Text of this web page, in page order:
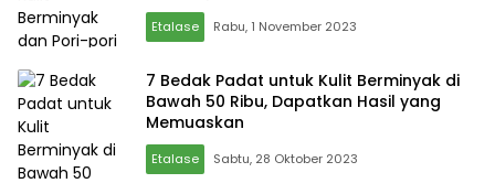
Etalase Rabu, 1 November 2023
7 Bedak Padat untuk Kulit Berminyak di
Bawah 50 Ribu, Dapatkan Hasil yang
Memuaskan
Etalase Sabtu, 28 Oktober 2023